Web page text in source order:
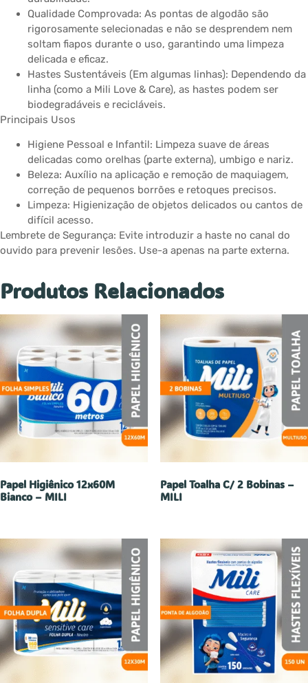
Qualidade Comprovada: As pontas de algodão são
rigorosamente selecionadas e não se desprendem nem
soltam fiapos durante o uso, garantindo uma limpeza
delicada e eficaz.
Hastes Sustentáveis (Em algumas linhas): Dependendo da
linha (como a Mili Love & Care), as hastes podem ser
biodegradáveis e recicláveis.
Principais Usos
Higiene Pessoal e Infantil: Limpeza suave de áreas
delicadas como orelhas (parte externa), umbigo e nariz.
Beleza: Auxílio na aplicação e remoção de maquiagem,
correção de pequenos borrões e retoques precisos.
Limpeza: Higienização de objetos delicados ou cantos de
difícil acesso.
Lembrete de Segurança: Evite introduzir a haste no canal do
ouvido para prevenir lesões. Use-a apenas na parte externa.
Produtos Relacionados
Papel Higiênico 12x60M
Bianco – MILI
Papel Toalha C/ 2 Bobinas –
MILI